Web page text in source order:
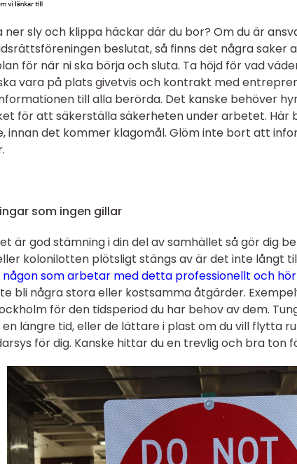
ner sly och klippa häckar där du bor? Om du är
beslutat, så finns det några saker
för när ni ska börja och sluta. Ta höjd för vad
vara på plats givetvis och kontrakt med
till alla berörda. Det kanske behöver
för att säkerställa säkerheten under arbetet. Här
innan det kommer klagomål. Glöm inte bort att
som ingen gillar
är god stämning i din del av samhället så gör dig
kolonilotten plötsligt stängs av är det inte långt
någon som arbetar med detta professionellt och
bli några stora eller kostsamma åtgärder.
för den tidsperiod du har behov av dem.
längre tid, eller de lättare i plast om du vill flytta
för dig. Kanske hittar du en trevlig och bra ton